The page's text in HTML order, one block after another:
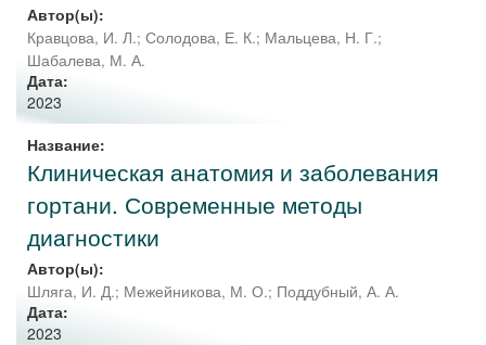
Автор(ы):
Кравцова, И. Л.; Солодова, Е. К.; Мальцева, Н. Г.;
Шабалева, М. А.
Дата:
2023
Название:
Клиническая анатомия и заболевания
гортани. Современные методы
диагностики
Автор(ы):
Шляга, И. Д.; Межейникова, М. О.; Поддубный, А. А.
Дата:
2023